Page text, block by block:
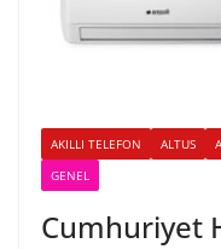
AKILLI TELEFON ALTUS
GENEL
Cumhuriyet